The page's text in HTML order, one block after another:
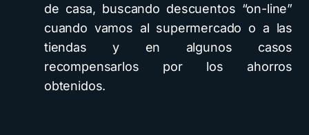
de casa, buscando descuentos “on-line”
cuando vamos al supermercado o a las
tiendas y en algunos casos
recompensarlos por los ahorros
obtenidos.